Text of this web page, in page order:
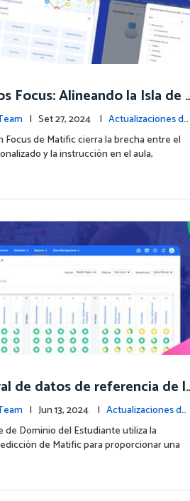
Focus: Alineando la Isla de
Matific con el Aprendizaje e
| Set 27, 2024 | Actualizaciones de
Focus de Matific cierra la brecha entre el
y la instrucción en el aula,
de datos de referencia de l
con el nuevo Informe de
Estudiante
| Jun 13, 2024 | Actualizaciones de
de Dominio del Estudiante utiliza la
de Matific para proporcionar una